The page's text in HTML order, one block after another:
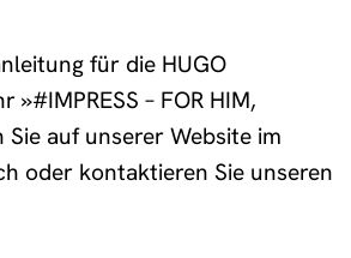
für die HUGO
– FOR HIM,
Sie auf unserer Website im
oder kontaktieren Sie unseren